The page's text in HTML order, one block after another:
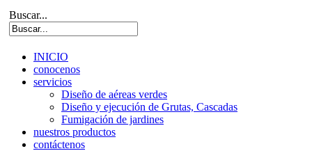
Buscar...
INICIO
conocenos
servicios
Diseño de aéreas verdes
Diseño y ejecución de Grutas, Cascadas
Fumigación de jardines
nuestros productos
contáctenos